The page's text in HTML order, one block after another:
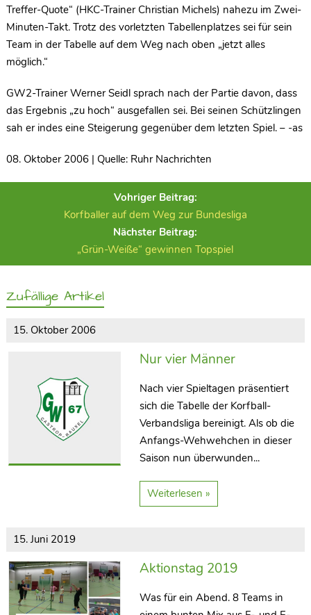
Treffer-Quote“ (HKC-Trainer Christian Michels) nahezu im Zwei-
Minuten-Takt. Trotz des vorletzten Tabellenplatzes sei für sein
Team in der Tabelle auf dem Weg nach oben „jetzt alles
möglich.“
GW2-Trainer Werner Seidl sprach nach der Partie davon, dass
das Ergebnis „zu hoch“ ausgefallen sei. Bei seinen Schützlingen
sah er indes eine Steigerung gegenüber dem letzten Spiel. – -as
08. Oktober 2006 | Quelle: Ruhr Nachrichten
Vohriger Beitrag:
Korfballer auf dem Weg zur Bundesliga
Nächster Beitrag:
„Grün-Weiße“ gewinnen Topspiel
Zufällige Artikel
15. Oktober 2006
Nur vier Männer
Nach vier Spieltagen präsentiert
sich die Tabelle der Korfball-
Verbandsliga bereinigt. Als ob die
Anfangs-Wehwehchen in dieser
Saison nun überwunden...
Weiterlesen »
15. Juni 2019
Aktionstag 2019
Was für ein Abend. 8 Teams in